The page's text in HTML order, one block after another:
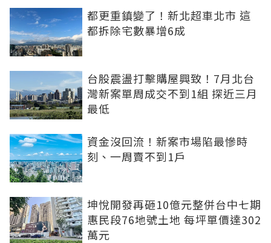
都更重鎮變了！新北超車北市 這
都拆除宅數暴增6成
台股震盪打擊購屋興致！7月北台
灣新案單周成交不到1組 探近三月
最低
資金沒回流！新案市場陷最慘時
刻、一周賣不到1戶
坤悅開發再砸10億元整併台中七期
惠民段76地號土地 每坪單價達302
萬元